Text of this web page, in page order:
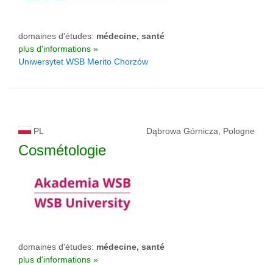
domaines d'études: médecine, santé
plus d'informations »
Uniwersytet WSB Merito Chorzów
PL Dąbrowa Górnicza, Pologne
Cosmétologie
domaines d'études: médecine, santé
plus d'informations »